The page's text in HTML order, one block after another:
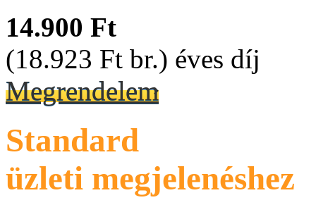
14.900 Ft
(18.923 Ft br.) éves díj
Megrendelem
Standard
üzleti megjelenéshez